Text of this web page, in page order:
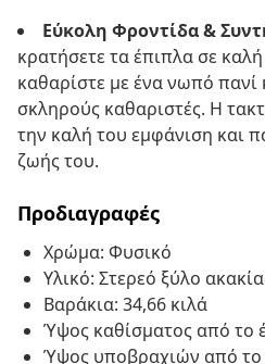
Εύκολη Φροντίδα &
κρατήσετε τα έπιπλα σε
καθαρίστε με ένα νωπό πανί
σκληρούς καθαριστές. Η
την καλή του εμφάνιση και
ζωής του.
Προδιαγραφές
Χρώμα: Φυσικό
Υλικό: Στερεό ξύλο
Βαράκια: 34,66 κιλά
Ύψος καθίσματος από το
Ύψος υποβραχιών από το